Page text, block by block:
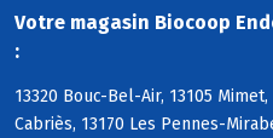
Votre magasin Biocoop
:
13320 Bouc-Bel-Air, 13105
Cabriès, 13170 Les Pennes-